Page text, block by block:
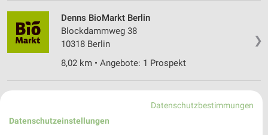
❯
Denns BioMarkt Berlin
Blockdammweg 38
10318 Berlin
8,02 km • Angebote: 1 Prospekt
12489 Berlin
Datenschutzbestimmungen
Datenschutzeinstellungen